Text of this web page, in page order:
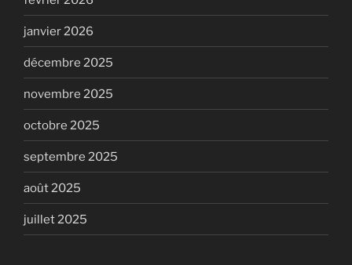
janvier 2026
décembre 2025
novembre 2025
octobre 2025
septembre 2025
août 2025
juillet 2025